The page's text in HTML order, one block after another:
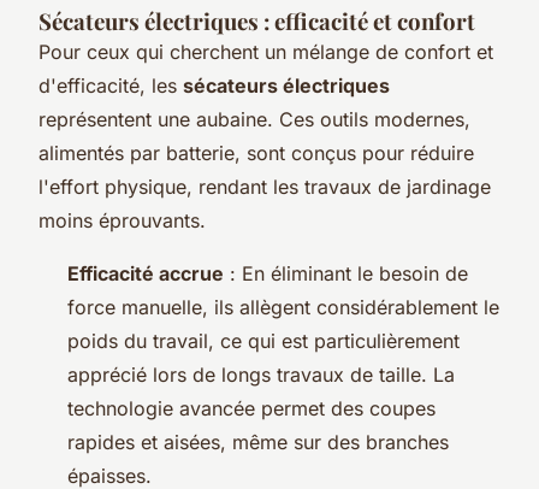
Sécateurs électriques : efficacité et confort
Pour ceux qui cherchent un mélange de confort et
d'efficacité, les sécateurs électriques
représentent une aubaine. Ces outils modernes,
alimentés par batterie, sont conçus pour réduire
l'effort physique, rendant les travaux de jardinage
moins éprouvants.
Efficacité accrue : En éliminant le besoin de
force manuelle, ils allègent considérablement le
poids du travail, ce qui est particulièrement
apprécié lors de longs travaux de taille. La
technologie avancée permet des coupes
rapides et aisées, même sur des branches
épaisses.